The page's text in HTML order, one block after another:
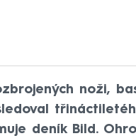
noži,
deník Bild.